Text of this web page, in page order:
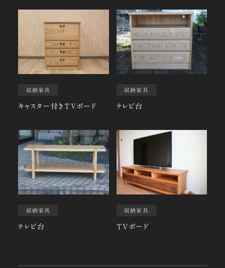
収納家具
キャスター付きTVボード
収納家具
テレビ台
収納家具
テレビ台
収納家具
TVボード